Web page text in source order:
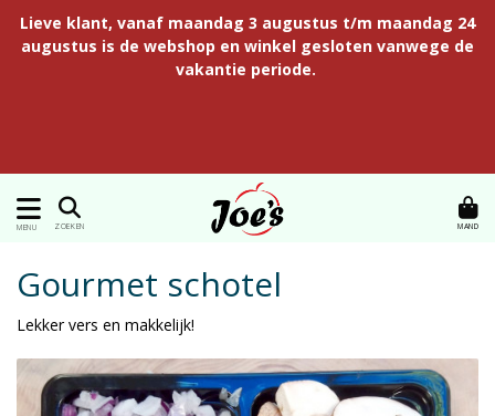
Lieve klant, vanaf maandag 3 augustus t/m maandag 24
augustus is de webshop en winkel gesloten vanwege de
vakantie periode.
MENU ZOEKEN MAND
Gourmet schotel
Lekker vers en makkelijk!